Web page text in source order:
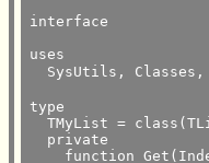
interface
uses
SysUtils, Classes,
type
TMyList =
  private
function